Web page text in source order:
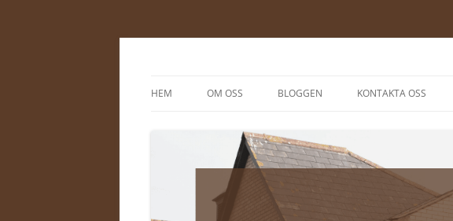
HEM OM OSS BLOGGEN KONTAKTA OSS